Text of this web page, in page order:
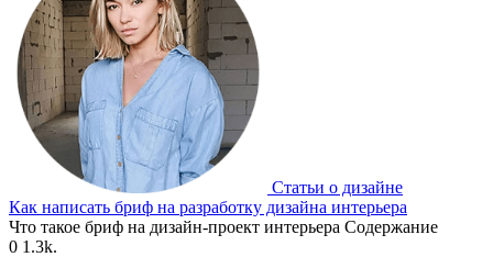
Статьи о дизайне
Как написать бриф на разработку дизайна интерьера
Что такое бриф на дизайн-проект интерьера Содержание
0 1.3k.